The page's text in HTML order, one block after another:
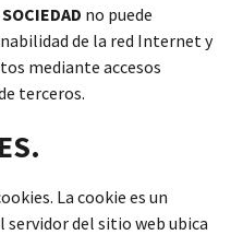
no puede
de la red Internet y
mediante accesos
terceros.
La cookie es un
servidor del sitio web ubica